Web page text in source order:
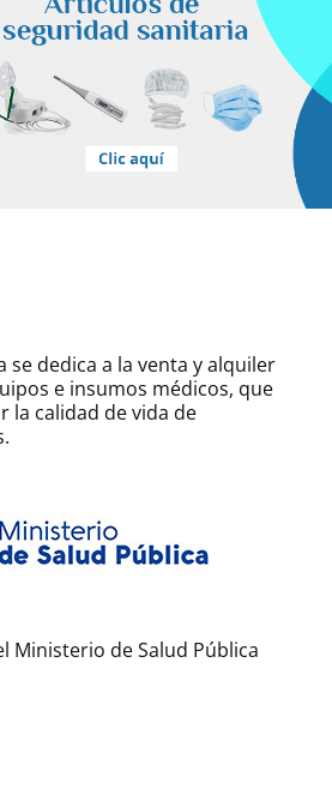
se dedica a la venta y alquiler
e insumos médicos, que
la calidad de vida de
Ministerio de Salud Pública